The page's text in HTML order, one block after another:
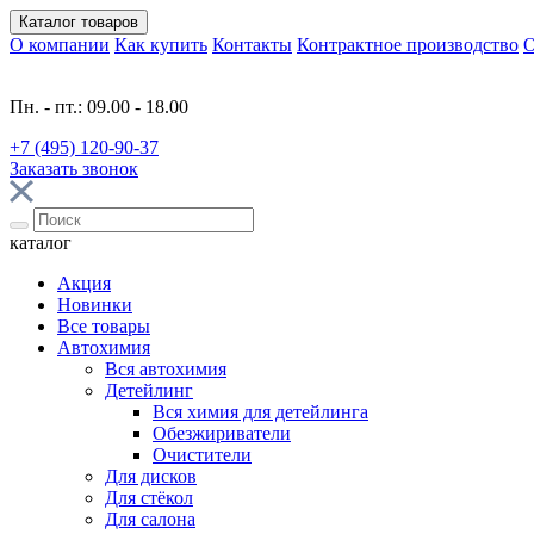
Каталог товаров
О компании Как купить Контакты Контрактное производство
Пн. - пт.: 09.00 - 18.00
+7 (495) 120-90-37
Заказать звонок
каталог
Акция
Новинки
Все товары
Автохимия
Вся автохимия
Детейлинг
Вся химия для детейлинга
Обезжириватели
Очистители
Для дисков
Для стёкол
Для салона